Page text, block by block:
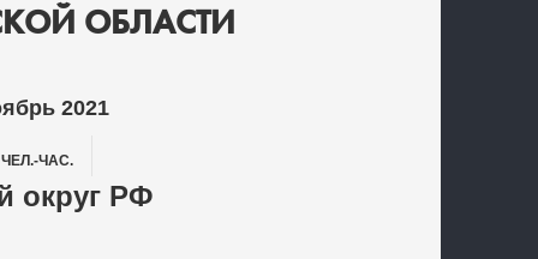
ОБЛАСТИ
2021
ЧЕЛ.-ЧАС.
округ РФ